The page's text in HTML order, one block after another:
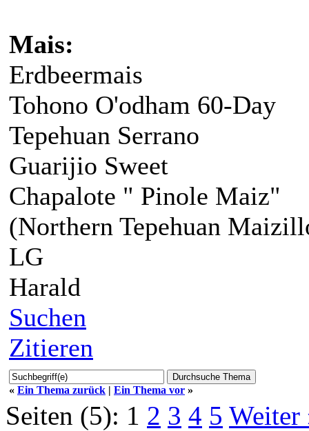
Mais:
Erdbeermais
Tohono O'odham 60-Day
Tepehuan Serrano
Guarijio Sweet
Chapalote " Pinole Maiz"
(Northern Tepehuan
LG
Harald
Suchen
Zitieren
« Ein Thema zurück | Ein Thema vor »
Seiten (5): 1 2 3 4 5 Weiter